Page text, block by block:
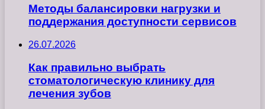
Методы балансировки нагрузки и
поддержания доступности сервисов
26.07.2026
Как правильно выбрать
стоматологическую клинику для
лечения зубов